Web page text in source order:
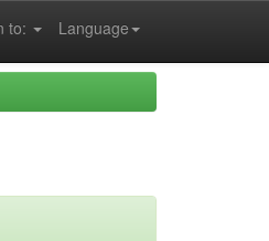
Language
to: